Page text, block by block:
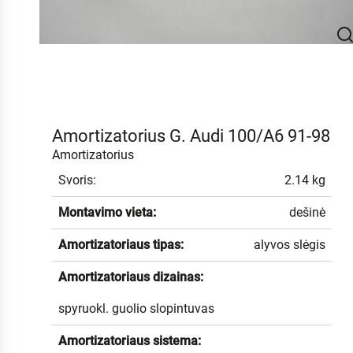
Amortizatorius G. Audi 100/A6 91-98
Amortizatorius
Svoris:
2.14 kg
Montavimo vieta: dešinė
Amortizatoriaus tipas: alyvos slėgis
Amortizatoriaus dizainas:
spyruokl. guolio slopintuvas
Amortizatoriaus sistema: